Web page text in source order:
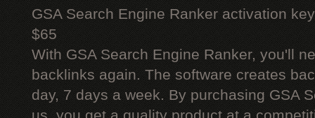
GSA Search Engine Ranker activation key
$65
With GSA Search Engine Ranker, you'll
backlinks again. The software creates
day, 7 days a week. By purchasing GSA